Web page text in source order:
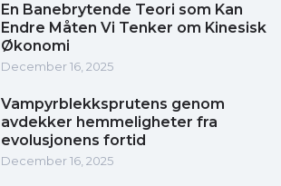
En Banebrytende Teori som Kan
Endre Måten Vi Tenker om Kinesisk
Økonomi
December 16, 2025
Vampyrblekksprutens genom
avdekker hemmeligheter fra
evolusjonens fortid
December 16, 2025